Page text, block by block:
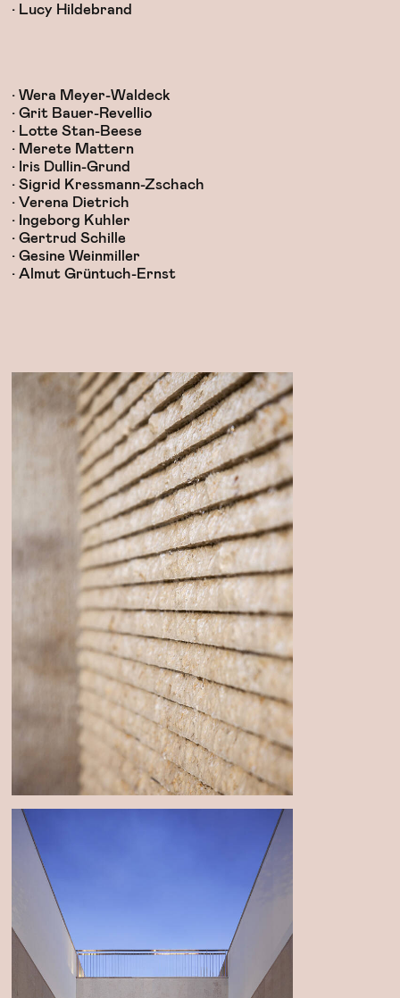
• Lucy Hildebrand
• Wera Meyer-Waldeck
• Grit Bauer-Revellio
• Lotte Stan-Beese
• Merete Mattern
• Iris Dullin-Grund
• Sigrid Kressmann-Zschach
• Verena Dietrich
• Ingeborg Kuhler
• Gertrud Schille
• Gesine Weinmiller
• Almut Grüntuch-Ernst